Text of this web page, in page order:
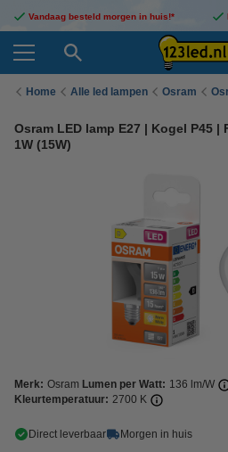
Vandaag besteld morgen in huis!*
Home Alle led lampen Osram
Osram LED lamp E27 | Kogel P45 |
1W (15W)
Merk: Osram Lumen per Watt: 136 lm/W
Kleurtemperatuur: 2700 K
Direct leverbaar Morgen in huis